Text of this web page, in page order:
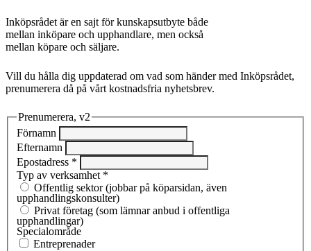
Inköpsrådet är en sajt för kunskapsutbyte både
mellan inköpare och upphandlare, men också
mellan köpare och säljare.
Vill du hålla dig uppdaterad om vad som händer med Inköpsrådet,
prenumerera då på vårt kostnadsfria nyhetsbrev.
Prenumerera, v2
Förnamn
Efternamn
Epostadress *
Typ av verksamhet *
Offentlig sektor (jobbar på köparsidan, även
upphandlingskonsulter)
Privat företag (som lämnar anbud i offentliga
upphandlingar)
Specialområde
Entreprenad­er